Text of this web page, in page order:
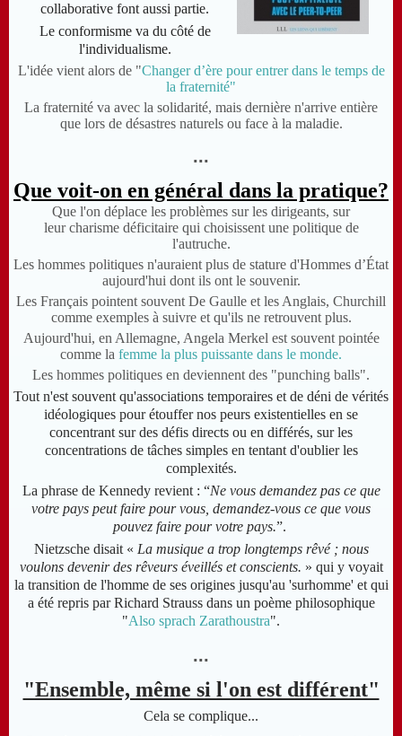
collaborative font aussi partie.
Le conformisme va du côté de
l'individualisme.
L'idée vient alors de "Changer d’ère pour entrer dans le temps de
la fraternité"
La fraternité va avec la solidarité, mais dernière n'arrive entière
que lors de désastres naturels ou face à la maladie.
...
Que voit-on en général dans la pratique?
Que l'on déplace les problèmes sur les dirigeants, sur
leur charisme déficitaire qui choisissent une politique de
l'autruche.
Les hommes politiques n'auraient plus de stature d'Hommes d’État
aujourd'hui dont ils ont le souvenir.
Les Français pointent souvent De Gaulle et les Anglais, Churchill
comme exemples à suivre et qu'ils ne retrouvent plus.
Aujourd'hui, en Allemagne, Angela Merkel est souvent pointée
comme la femme la plus puissante dans le monde.
Les hommes politiques en deviennent des "punching balls".
Tout n'est souvent qu'associations temporaires et de déni de vérités
idéologiques pour étouffer nos peurs existentielles en se
concentrant sur des défis directs ou en différés, sur les
concentrations de tâches simples en tentant d'oublier les
complexités.
La phrase de Kennedy revient : “Ne vous demandez pas ce que
votre pays peut faire pour vous, demandez-vous ce que vous
pouvez faire pour votre pays.”.
Nietzsche disait « La musique a trop longtemps rêvé ; nous
voulons devenir des rêveurs éveillés et conscients. » qui y voyait
la transition de l'homme de ses origines jusqu'au 'surhomme' et qui
a été repris par Richard Strauss dans un poème philosophique
"Also sprach Zarathoustra".
...
"Ensemble, même si l'on est différent"
Cela se complique...